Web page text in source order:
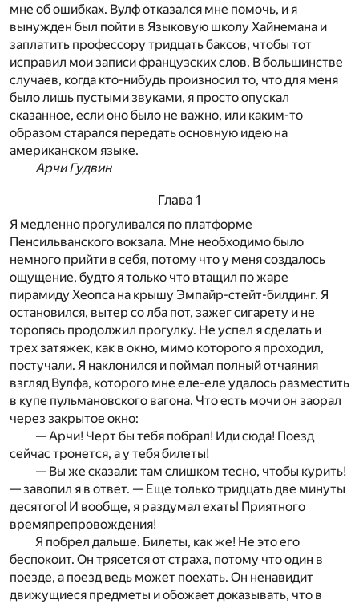
мне об ошибках. Вулф отказался мне помочь, и я
вынужден был пойти в Языковую школу Хайнемана и
заплатить профессору тридцать баксов, чтобы тот
исправил мои записи французских слов. В большинстве
случаев, когда кто-нибудь произносил то, что для меня
было лишь пус­тыми звуками, я просто опускал
сказанное, если оно было не важно, или каким-то
образом старался передать основную идею на
американском языке.
Арчи Гудвин
Глава 1
Я медленно прогуливался по платформе
Пенсильванского вокзала. Мне необходимо было
немного прийти в себя, потому что у меня создалось
ощущение, будто я только что втащил по жаре
пирамиду Хеопса на крышу Эмпайр-стейт-билдинг. Я
остановился, вытер со лба пот, зажег сигарету и не
торопясь продолжил прогулку. Не успел я сделать и
трех затяжек, как в окно, мимо которого я проходил,
постучали. Я наклонился и поймал полный отчаяния
взгляд Вулфа, которого мне еле-еле удалось разместить
в купе пульмановского вагона. Что есть мочи он заорал
через закрытое окно:
— Арчи! Черт бы тебя побрал! Иди сюда! Поезд
сейчас тронется, а у тебя билеты!
— Вы же сказали: там слишком тесно, чтобы курить!
— завопил я в ответ. — Еще только тридцать две минуты
десятого! И вообще, я раздумал ехать! Приятного
времяпрепровождения!
Я побрел дальше. Билеты, как же! Не это его
беспокоит. Он трясется от страха, потому что один в
поезде, а поезд ведь может поехать. Он ненавидит
движущиеся предметы и обожает доказывать, что в